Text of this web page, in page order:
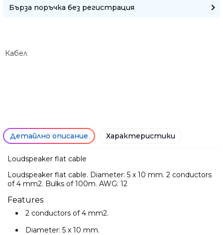
Бърза поръчка без регистрация
Кабел
Детайлно описание Характеристики
Loudspeaker flat cable
Loudspeaker flat cable. Diameter: 5 x 10 mm. 2 conductors
of 4 mm2. Bulks of 100m. AWG: 12
Features
2 conductors of 4 mm2.
Diameter: 5 x 10 mm.